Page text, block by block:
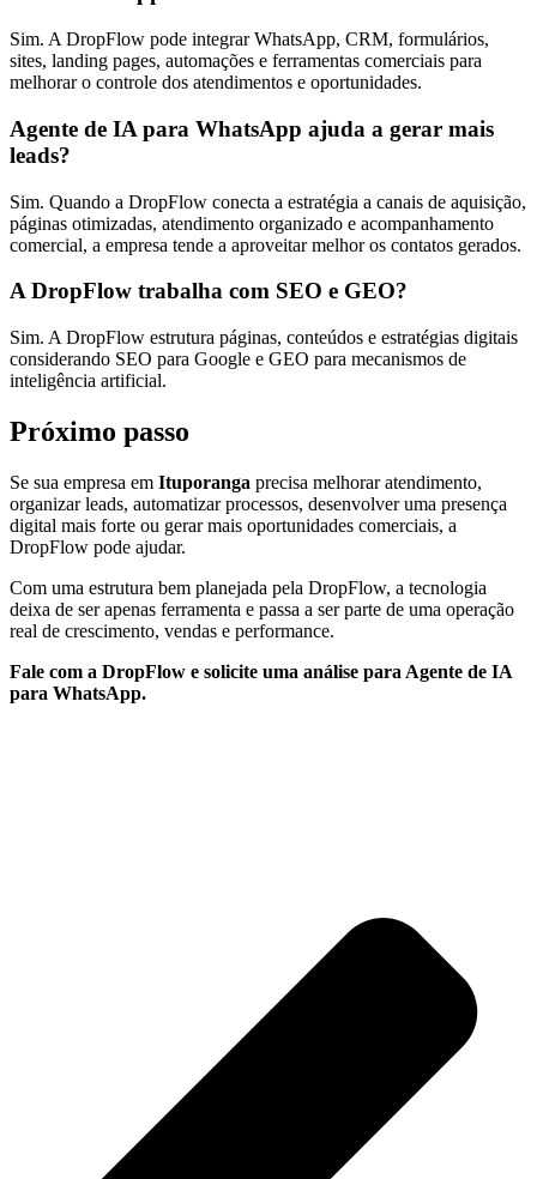
Sim. A DropFlow pode integrar WhatsApp, CRM, formulários,
sites, landing pages, automações e ferramentas comerciais para
melhorar o controle dos atendimentos e oportunidades.
Agente de IA para WhatsApp ajuda a gerar mais
leads?
Sim. Quando a DropFlow conecta a estratégia a canais de aquisição,
páginas otimizadas, atendimento organizado e acompanhamento
comercial, a empresa tende a aproveitar melhor os contatos gerados.
A DropFlow trabalha com SEO e GEO?
Sim. A DropFlow estrutura páginas, conteúdos e estratégias digitais
considerando SEO para Google e GEO para mecanismos de
inteligência artificial.
Próximo passo
Se sua empresa em Ituporanga precisa melhorar atendimento,
organizar leads, automatizar processos, desenvolver uma presença
digital mais forte ou gerar mais oportunidades comerciais, a
DropFlow pode ajudar.
Com uma estrutura bem planejada pela DropFlow, a tecnologia
deixa de ser apenas ferramenta e passa a ser parte de uma operação
real de crescimento, vendas e performance.
Fale com a DropFlow e solicite uma análise para Agente de IA
para WhatsApp.